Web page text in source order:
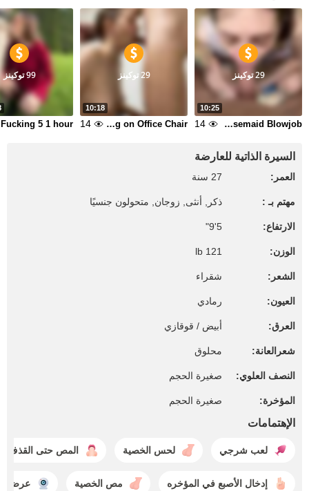
10:25
29 توكينز
Housemaid Blowjob
14
10:18
29 توكينز
Hot Sloppy Gagging Deepthroat Blowjob Facefucking on Office Chair
14
99 توكينز
السيرة الذاتية للعارضة
العمر: 27 سنة
مهتم بـ : ذكر, أنثى, زوجان, متحولون جنسيًا
الارتفاع: 5'9"
الوزن: 121 lb
الشعر: شقراء
العيون: رمادي
العرق: أبيض / قوقازي
شعرالعانة: محلوق
النصف العلوي: صغيرة الحجم
المؤخرة: صغيرة الحجم
الإهتمامات
لعب شرجي لحس الخصية المص حتى القذف
إدخال الأصبع في المؤخره مص الخصية عرض